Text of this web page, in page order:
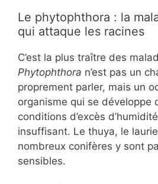
Le phytophthora : la
qui attaque les racines
C’est la plus traître des
Phytophthora n’est pas un
proprement parler, mais un
organisme qui se développe
conditions d’excès
insuffisant. Le thuya, le
nombreux conifères y sont
sensibles.